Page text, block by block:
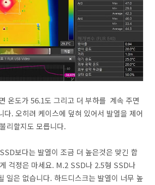
온도가 56.1도 그리고 더 부하를 계속 주면
다. 오히려 케이스에 덮혀 있어서 발열을 제어
리할지도 모릅니다.
보다는 발열이 조금 더 높은것은 맞긴 합
걱정은 마세요. M.2 SSD나 2.5형 SSD나
일은 없습니다. 하드디스크는 발열이 너무 높